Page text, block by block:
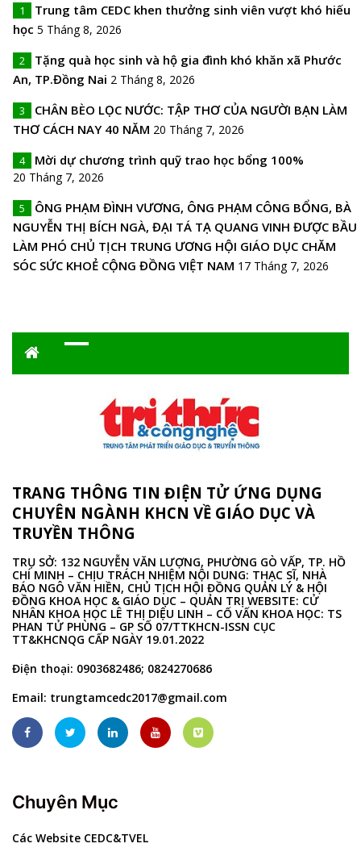
1
Trung tâm CEDC khen thưởng sinh viên vượt khó hiếu
học 5 Tháng 8, 2026
2
Tặng quà học sinh và hộ gia đình khó khăn xã Phước
An, TP.Đồng Nai 2 Tháng 8, 2026
3
CHÂN BÈO LỌC NƯỚC: TẬP THƠ CỦA NGƯỜI BẠN LÀM
THƠ CÁCH NAY 40 NĂM 20 Tháng 7, 2026
4 Mời dự chương trình quỹ trao học bổng 100%
20 Tháng 7, 2026
5
ÔNG PHẠM ĐÌNH VƯƠNG, ÔNG PHẠM CÔNG BỔNG, BÀ
NGUYỄN THỊ BÍCH NGÀ, ĐẠI TÁ TẠ QUANG VINH ĐƯỢC BẦU
LÀM PHÓ CHỦ TỊCH TRUNG ƯƠNG HỘI GIÁO DỤC CHĂM
SÓC SỨC KHOẺ CỘNG ĐỒNG VIỆT NAM 17 Tháng 7, 2026
TRANG THÔNG TIN ĐIỆN TỬ ỨNG DỤNG
CHUYÊN NGÀNH KHCN VỀ GIÁO DỤC VÀ
TRUYỀN THÔNG
TRỤ SỞ: 132 NGUYỄN VĂN LƯỢNG, PHƯỜNG GÒ VẤP, TP. HỒ
CHÍ MINH – CHỊU TRÁCH NHIỆM NỘI DUNG: THẠC SĨ, NHÀ
BÁO NGÔ VĂN HIỀN, CHỦ TỊCH HỘI ĐỒNG QUẢN LÝ & HỘI
ĐỒNG KHOA HỌC & GIÁO DỤC – QUẢN TRỊ WEBSITE: CỬ
NHÂN KHOA HỌC LÊ THỊ DIỆU LINH – CỐ VẤN KHOA HỌC: TS
PHAN TỬ PHÙNG – GP SỐ 07/TTKHCN-ISSN CỤC
TT&KHCNQG CẤP NGÀY 19.01.2022
Điện thoại: 0903682486; 0824270686
Email: trungtamcedc2017@gmail.com
Chuyên Mục
Các Website CEDC&TVEL